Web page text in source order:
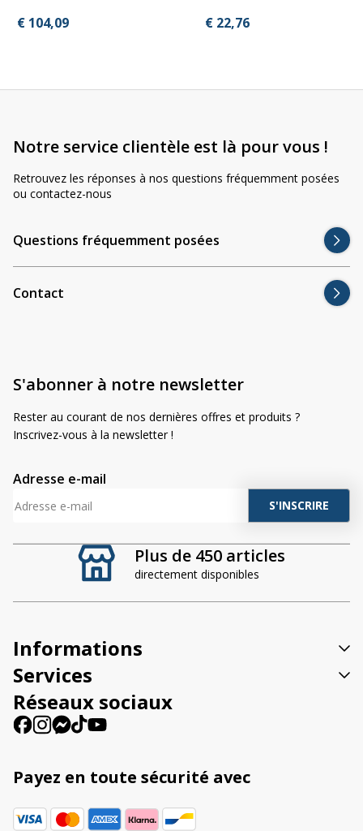
€ 104,09 € 22,76
Plus de 450 articles
directement disponibles
Notre service clientèle est là pour vous !
Retrouvez les réponses à nos questions fréquemment posées
ou contactez-nous
Questions fréquemment posées
Contact
S'abonner à notre newsletter
Rester au courant de nos dernières offres et produits ?
Inscrivez-vous à la newsletter !
Adresse e-mail
A
t
i
v
e
:
Informations
Services
Réseaux sociaux
Payez en toute sécurité avec